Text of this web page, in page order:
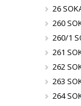
26
260
260/1
261
262
263
264